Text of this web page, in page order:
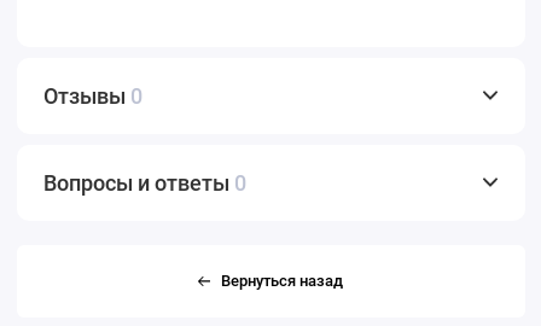
Отзывы 0
Вопросы и ответы 0
Вернуться назад